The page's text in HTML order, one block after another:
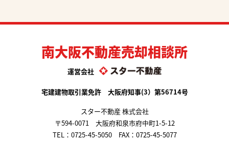
南大阪不動産売却相談所
運営会社
宅建建物取引業免許 大阪府知事(3）第56714号
スター不動産 株式会社
〒594-0071 大阪府和泉市府中町1-5-12
TEL： 0725-45-5050 FAX：0725-45-5077